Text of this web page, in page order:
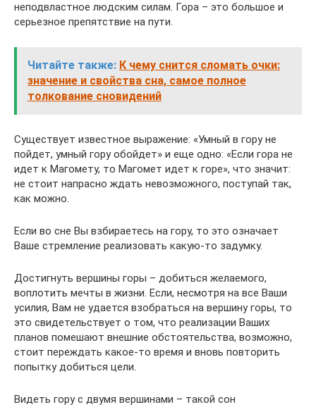
неподвластное людским силам. Гора – это большое и
серьезное препятствие на пути.
Читайте также: К чему снится сломать очки:
значение и свойства сна, самое полное
толкование сновидений
Существует известное выражение: «Умный в гору не
пойдет, умный гору обойдет» и еще одно: «Если гора не
идет к Магомету, то Магомет идет к горе», что значит:
не стоит напрасно ждать невозможного, поступай так,
как можно.
Если во сне Вы взбираетесь на гору, то это означает
Ваше стремление реализовать какую-то задумку.
Достигнуть вершины горы – добиться желаемого,
воплотить мечты в жизни. Если, несмотря на все Ваши
усилия, Вам не удается взобраться на вершину горы, то
это свидетельствует о том, что реализации Ваших
планов помешают внешние обстоятельства, возможно,
стоит переждать какое-то время и вновь повторить
попытку добиться цели.
Видеть гору с двумя вершинами – такой сон